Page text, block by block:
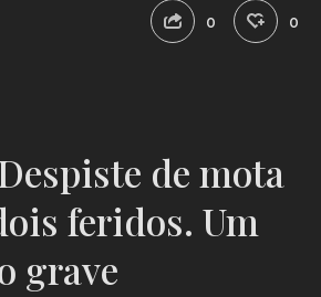
0 0
de mota
feridos. Um
grave